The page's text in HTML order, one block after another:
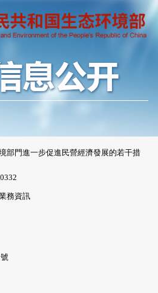
部門進一步促進民營經濟發展的若干措
務資訊